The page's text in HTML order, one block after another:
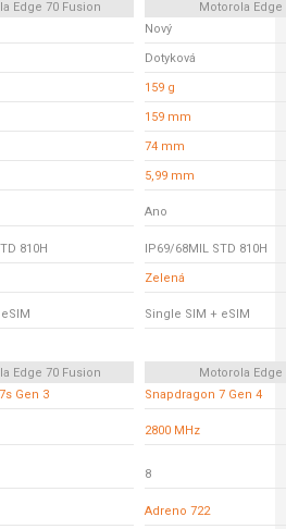
Edge 70 Fusion
Motorola Edge
Nový
Dotyková
159 g
159 mm
74 mm
5,99 mm
Ano
810H IP69/68MIL STD 810H
Zelená
Single SIM + eSIM
Edge 70 Fusion
Motorola Edge
Gen 3 Snapdragon 7 Gen 4
2800 MHz
8
Adreno 722